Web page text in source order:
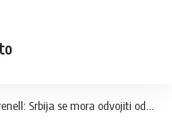
Srbija se mora odvojiti od Kine i Rusije